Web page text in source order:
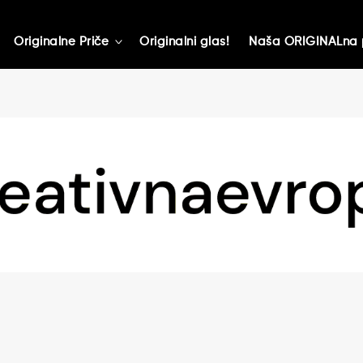
Originalne Priče toggle
Originalni glas! Naša